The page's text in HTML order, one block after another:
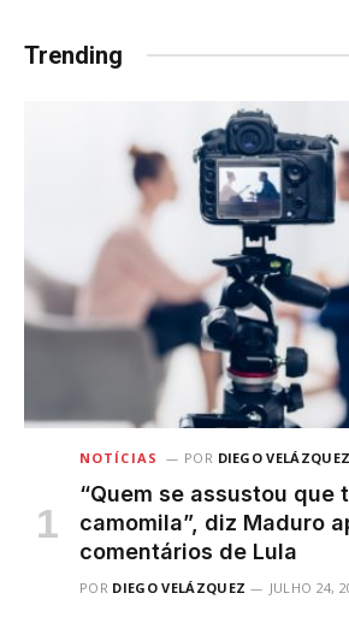
Trending
NOTÍCIAS POR DIEGO VELÁZQUEZ
“Quem se assustou que
camomila”, diz Maduro
comentários de Lula
POR DIEGO VELÁZQUEZ JULHO 24,